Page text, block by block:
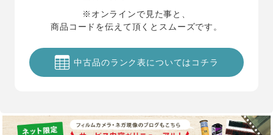
※オンラインで見た事と、
商品コードを伝えて頂くとスムーズです。
中古品のランク表についてはコチラ